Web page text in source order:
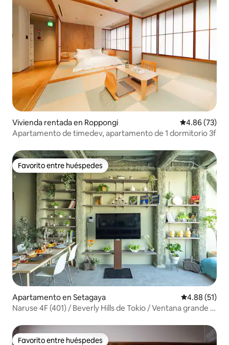
Vivienda rentada en Roppongi Calificación
4.86 (73)
Apartamento de timedev, apartamento de 1 dormitorio 3f
Favorito entre huéspedes
Favorito entre huéspedes
Apartamento en Setagaya Calificación
4.88 (51)
Naruse 4F (401) / Beverly Hills de Tokio / Ventana grande /
ARTE
Favorito entre huéspedes